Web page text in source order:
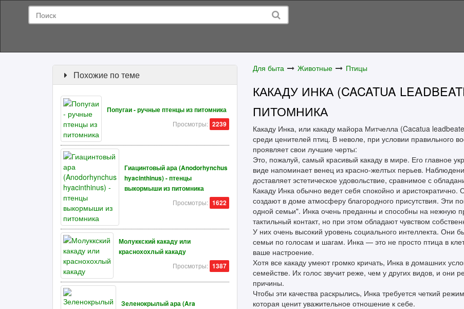
Для быта Животные Птицы
КАКАДУ ИНКА (CACATUA
ПИТОМНИКА
Какаду Инка, или какаду майора Митчелла (Cacatua
среди ценителей птиц. В неволе, при условии правильного
проявляет свои лучшие черты:
Это, пожалуй, самый красивый какаду в мире. Его главное
виде напоминает венец из красно-желтых перьев.
доставляет эстетическое удовольствие, сравнимое с
Какаду Инка обычно ведет себя спокойно и аристократично.
создают в доме атмосферу благородного присутствия. Эти
одной семьи". Инка очень преданны и способны на нежную
тактильный контакт, но при этом обладают чувством
У них очень высокий уровень социального интеллекта. Они
семьи по голосам и шагам. Инка — это не просто птица в
ваше настроение.
Хотя все какаду умеют громко кричать, Инка в домашних
семействе. Их голос звучит реже, чем у других видов, и они
причины.
Чтобы эти качества раскрылись, Инка требуется четкий
которая ценит уважительное отношение к себе.
Похожие по теме
Попугаи - ручные птенцы из питомника
Просмотры: 2239
Гиацинтовый ара (Anodorhynchus
hyacinthinus) - птенцы
выкормыши из питомника
Просмотры: 1622
Молуккский какаду или
краснохохлый какаду
Просмотры: 1387
Зеленокрылый ара (Ara